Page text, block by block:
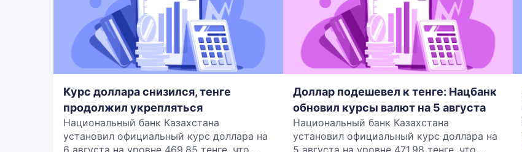
Курс доллара снизился, тенге
продолжил укрепляться
Национальный банк Казахстана
установил официальный курс доллара на
6 августа на уровне 469,85 тенге, что…
Доллар подешевел к тенге: Нацбанк
обновил курсы валют на 5 августа
Национальный банк Казахстана
установил официальный курс доллара на
5 августа на уровне 471,98 тенге, что…